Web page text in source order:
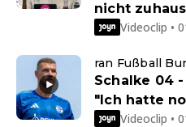
nicht
Videoclip •
ran Fußball
Schalke 04
"Ich hatte
Videoclip •